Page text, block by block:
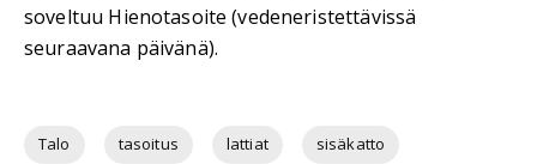
soveltuu Hienotasoite (vedeneristettävissä
seuraavana päivänä).
Talo tasoitus lattiat sisäkatto